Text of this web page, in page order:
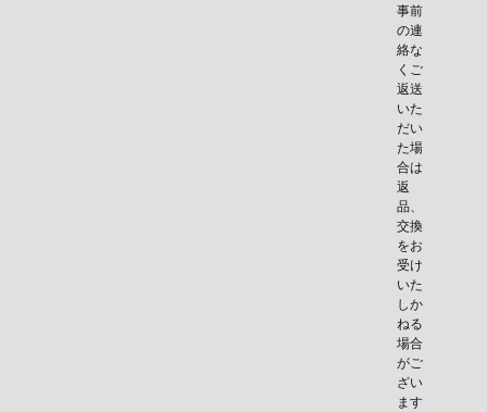
事前
の連
絡な
くご
返送
いた
だい
た場
合は
返
品、
交換
をお
受け
いた
しか
ねる
場合
がご
ざい
ます